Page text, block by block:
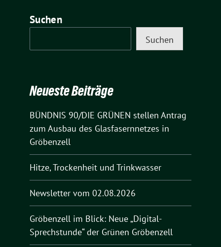
Suchen
Suchen
Neueste Beiträge
BÜNDNIS 90/DIE GRÜNEN stellen Antrag
zum Ausbau des Glasfasernnetzes in
Gröbenzell
Hitze, Trockenheit und Trinkwasser
Newsletter vom 02.08.2026
Gröbenzell im Blick: Neue „Digital-
Sprechstunde“ der Grünen Gröbenzell